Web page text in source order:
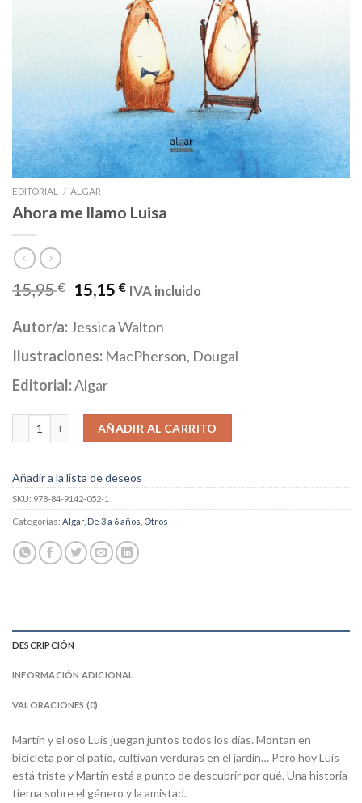
EDITORIAL / ALGAR
Ahora me llamo Luisa
15,95€ 15,15€ IVA incluido
Autor/a:Jessica Walton
Ilustraciones: MacPherson, Dougal
Editorial:Algar
Ahora me llamo Luisa cantidad
AÑADIR AL CARRITO
Añadir a la lista de deseos
SKU: 978-84-9142-052-1
Categorías: Algar, De 3 a 6 años Otros
DESCRIPCIÓN
INFORMACIÓN ADICIONAL
VALORACIONES (0)
Martín y el oso Luis juegan juntos todos los días. Montan en
bicicleta por el patio, cultivan verduras en el jardín… Pero hoy Luis
está triste y Martín está a punto de descubrir por qué. Una historia
tierna sobre el género y la amistad.